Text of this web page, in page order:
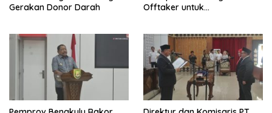
Gerakan Donor Darah
Offtaker untuk